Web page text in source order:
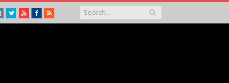
Instagram
TwitterYoutubeFacebook
RSS